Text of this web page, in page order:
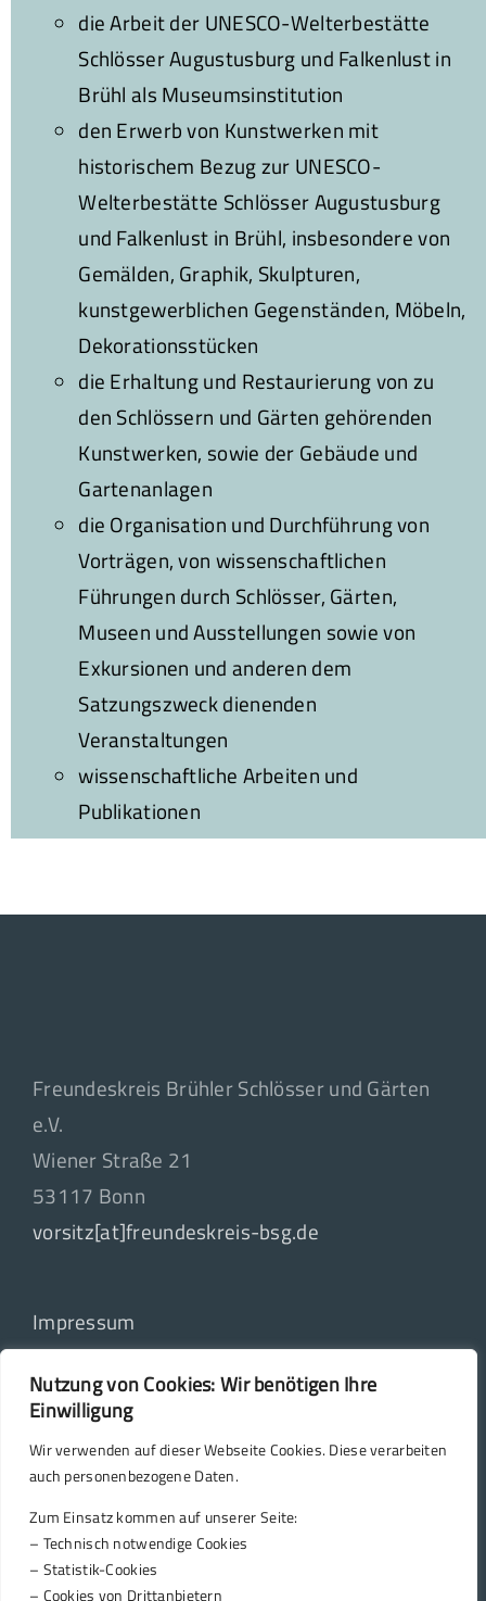
Nutzung von Cookies: Wir benötigen Ihre
Einwilligung
Wir verwenden auf dieser Webseite Cookies. Diese verarbeiten
auch personenbezogene Daten.
Zum Einsatz kommen auf unserer Seite:
– Technisch notwendige Cookies
– Statistik-Cookies
– Cookies von Drittanbietern
die Arbeit der UNESCO-Welterbestätte
Schlösser Augustusburg und Falkenlust in
Brühl als Museumsinstitution
den Erwerb von Kunstwerken mit
historischem Bezug zur UNESCO-
Welterbestätte Schlösser Augustusburg
und Falkenlust in Brühl, insbesondere von
Gemälden, Graphik, Skulpturen,
kunstgewerblichen Gegenständen, Möbeln,
Dekorationsstücken
die Erhaltung und Restaurierung von zu
den Schlössern und Gärten gehörenden
Kunstwerken, sowie der Gebäude und
Gartenanlagen
die Organisation und Durchführung von
Vorträgen, von wissenschaftlichen
Führungen durch Schlösser, Gärten,
Museen und Ausstellungen sowie von
Exkursionen und anderen dem
Satzungszweck dienenden
Veranstaltungen
wissenschaftliche Arbeiten und
Publikationen
Freundeskreis Brühler Schlösser und Gärten
e.V.
Wiener Straße 21
53117 Bonn
vorsitz[at]freundeskreis-bsg.de
Impressum
Datenschutz